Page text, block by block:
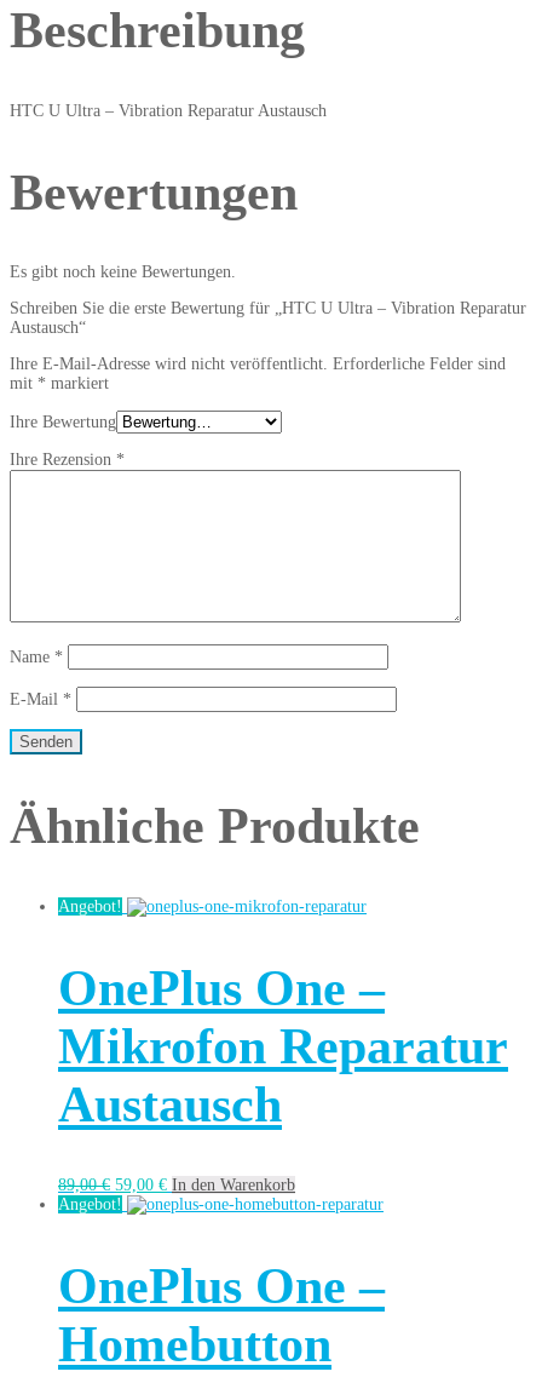
Beschreibung
HTC U Ultra – Vibration Reparatur Austausch
Bewertungen
Es gibt noch keine Bewertungen.
Schreiben Sie die erste Bewertung für „HTC U Ultra – Vibration Reparatur
Austausch“
Ihre E-Mail-Adresse wird nicht veröffentlicht. Erforderliche Felder sind
mit * markiert
Ihre Bewertung
Ihre Rezension *
Name *
E-Mail *
Ähnliche Produkte
Angebot!
OnePlus One –
Mikrofon Reparatur
Austausch
89,00€ 59,00 € In den Warenkorb
Angebot!
OnePlus One –
Homebutton